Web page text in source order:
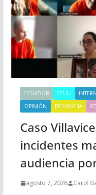
ECUADOR EEUU
OPINIÓN
PICHINCHA
Caso
incidentes
audiencia
agosto 7, 2026 Carol